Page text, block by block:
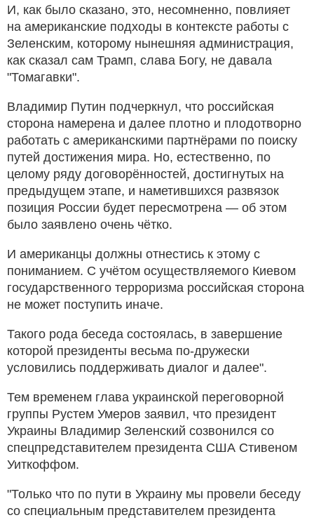
И, как было сказано, это, несомненно, повлияет
на американские подходы в контексте работы с
Зеленским, которому нынешняя администрация,
как сказал сам Трамп, слава Богу, не давала
"Томагавки".
Владимир Путин подчеркнул, что российская
сторона намерена и далее плотно и плодотворно
работать с американскими партнёрами по поиску
путей достижения мира. Но, естественно, по
целому ряду договорённостей, достигнутых на
предыдущем этапе, и наметившихся развязок
позиция России будет пересмотрена — об этом
было заявлено очень чётко.
И американцы должны отнестись к этому с
пониманием. С учётом осуществляемого Киевом
государственного терроризма российская сторона
не может поступить иначе.
Такого рода беседа состоялась, в завершение
которой президенты весьма по-дружески
условились поддерживать диалог и далее".
Тем временем глава украинской переговорной
группы Рустем Умеров заявил, что президент
Украины Владимир Зеленский созвонился со
спецпредставителем президента США Стивеном
Уиткоффом.
"Только что по пути в Украину мы провели беседу
со специальным представителем президента